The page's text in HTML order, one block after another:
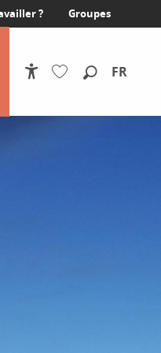
FR
? Groupes